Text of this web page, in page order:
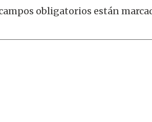
obligatorios están